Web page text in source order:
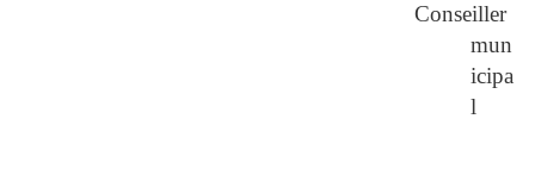
Conseiller
mun
icipa
l